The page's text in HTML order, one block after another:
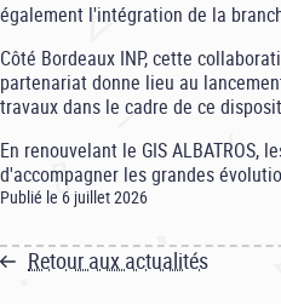
également l'intégration de la
Côté Bordeaux INP, cette
partenariat donne lieu au
travaux dans le cadre de ce
En renouvelant le GIS
d'accompagner les grandes
Publié le 6 juillet 2026
Retour aux actualités